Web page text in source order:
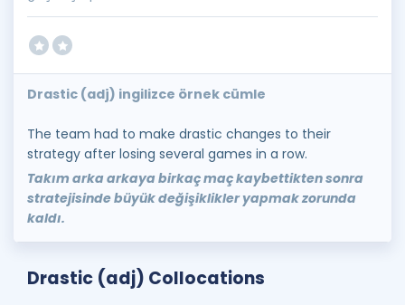
Drastic (adj) ingilizce örnek cümle
The team had to make drastic changes to their
strategy after losing several games in a row.
Takım arka arkaya birkaç maç kaybettikten sonra
stratejisinde büyük değişiklikler yapmak zorunda
kaldı.
Drastic (adj) Collocations